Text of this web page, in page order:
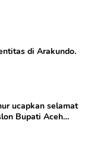
di Arakundo.
ucapkan selamat
Bupati Aceh